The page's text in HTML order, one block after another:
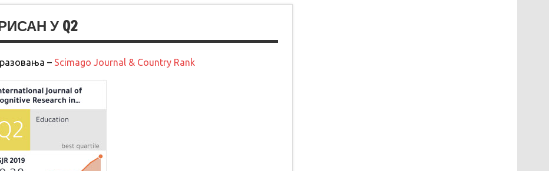
У Q2
– Scimago Journal & Country Rank